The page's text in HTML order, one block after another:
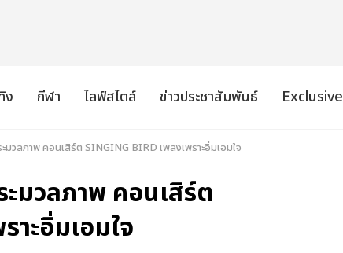
ง กีฬา ไลฟ์สไตล์ ข่าวประชาสัมพันธ์ Exclusive
มวลภาพ คอนเสิร์ต SINGING BIRD เพลงเพราะอิ่มเอมใจ
มวลภาพ คอนเสิร์ต
าะอิ่มเอมใจ